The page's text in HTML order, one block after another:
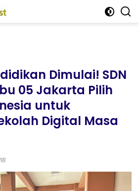
Dimulai! SDN
05 Jakarta Pilih
untuk
Digital Masa